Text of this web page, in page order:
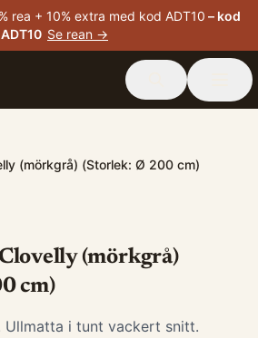
rea + 10% extra med kod ADT10 – kod
ADT10 Se rean →
(mörkgrå) (Storlek: Ø 200 cm)
(mörkgrå)
cm)
Ullmatta i tunt vackert snitt.